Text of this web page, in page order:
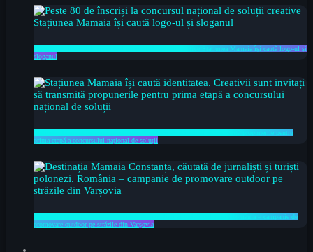
Peste 80 de înscriși la concursul național de soluții creative Stațiunea Mamaia își caută logo-ul și
sloganul
Stațiunea Mamaia își caută identitatea. Creativii sunt invitați să transmită propunerile pentru
prima etapă a concursului național de soluții
Destinația Mamaia Constanța, căutată de jurnaliști și turiști polonezi. România – campanie de
promovare outdoor pe străzile din Varșovia